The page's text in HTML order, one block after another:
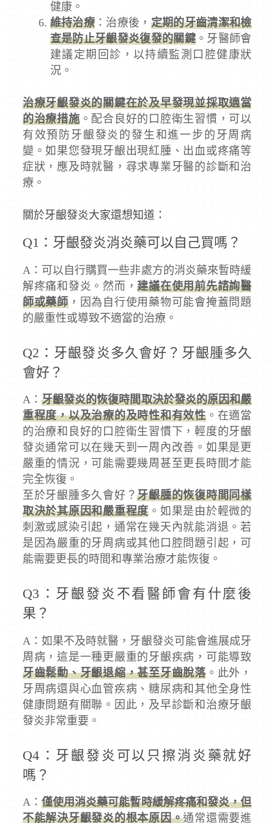
健康。
維持治療 ：治療後， 定期的牙齒清潔和檢
查是防止牙齦發炎復發的關鍵。牙醫師會
建議定期回診，以持續監測口腔健康狀
況。
治療牙齦發炎的關鍵在於及早發現並採取適當
的治療措施。配合良好的口腔衛生習慣，可以
有效預防牙齦發炎的發生和進一步的牙周病
變。如果您發現牙齦出現紅腫、出血或疼痛等
症狀，應及時就醫，尋求專業牙醫的診斷和治
療。
關於牙齦發炎大家還想知道：
Q1：牙齦發炎消炎藥可以自己買嗎？
A：可以自行購買一些非處方的消炎藥來暫時緩
解疼痛和發炎。然而，建議在使用前先諮詢醫
師或藥師，因為自行使用藥物可能會掩蓋問題
的嚴重性或導致不適當的治療。
Q2：牙齦發炎多久會好？牙齦腫多久
會好？
A： 牙齦發炎的恢復時間取決於發炎的原因和嚴
重程度，以及治療的及時性和有效性。在適當
的治療和良好的口腔衛生習慣下，輕度的牙齦
發炎通常可以在幾天到一周內改善。如果是更
嚴重的情況，可能需要幾周甚至更長時間才能
完全恢復。
至於牙齦腫多久會好？牙齦腫的恢復時間同樣
取決於其原因和嚴重程度 。如果是由於輕微的
刺激或感染引起，通常在幾天內就能消退。若
是因為嚴重的牙周病或其他口腔問題引起，可
能需要更長的時間和專業治療才能恢復。
Q3：牙齦發炎不看醫師會有什麼後
果？
A：如果不及時就醫，牙齦發炎可能會進展成牙
周病，這是一種更嚴重的牙齦疾病，可能導致
牙齒鬆動、牙齦退縮，甚至牙齒脫落。此外，
牙周病還與心血管疾病、糖尿病和其他全身性
健康問題有關聯。因此，及早診斷和治療牙齦
發炎非常重要。
Q4：牙齦發炎可以只擦消炎藥就好
嗎？
A： 僅使用消炎藥可能暫時緩解疼痛和發炎，但
不能解決牙齦發炎的根本原因。通常還需要進